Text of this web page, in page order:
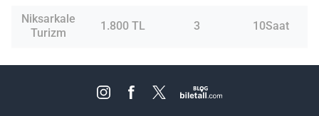
Niksarkale
Turizm
1.800 TL 3 10Saat